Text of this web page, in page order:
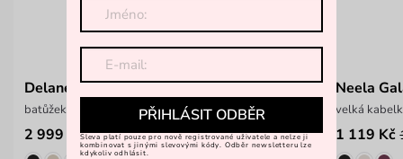
Delaney Grace Dark Blue
batůžek z italské hovězí kůže
2 999 Kč
Neela
velká
1 119 Kč
PŘIHLÁSIT ODBĚR
Sleva platí pouze pro nově registrované uživatele a nelze ji
kombinovat s jinými slevovými kódy. Odběr newsletteru lze
kdykoliv odhlásit.